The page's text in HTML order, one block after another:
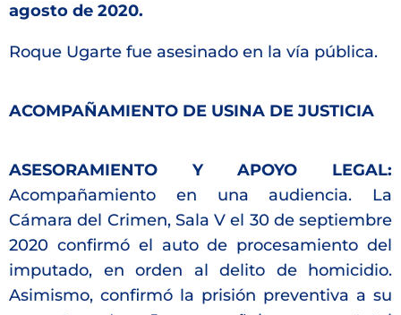
agosto de 2020.
Roque Ugarte fue asesinado en la vía pública.
ACOMPAÑAMIENTO DE USINA DE JUSTICIA
ASESORAMIENTO Y
APOYO LEGAL:
Acompañamiento en una audiencia. La
Cámara del Crimen, Sala V el 30 de septiembre
2020 confirmó el auto de procesamiento del
imputado, en orden al delito de homicidio.
Asimismo, confirmó la prisión preventiva a su